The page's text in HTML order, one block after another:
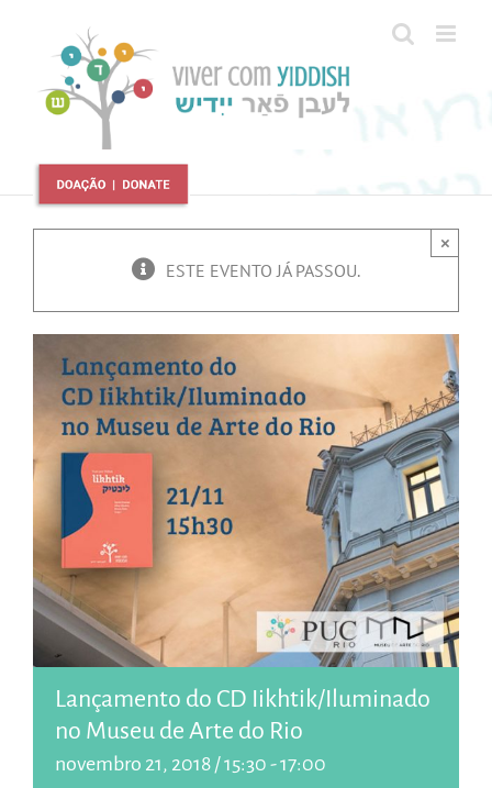
conteúdo
ESTE EVENTO JÁ PASSOU.
×
Lançamento do CD Iikhtik/Iluminado
no Museu de Arte do Rio
novembro 21, 2018 / 15:30 -17:00